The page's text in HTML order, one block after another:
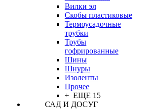
Вилки эл
Скобы пластиковые
Термоусадочные
трубки
Трубы
гофрированные
Шины
Шнуры
Изоленты
Прочее
+ ЕЩЕ 15
САД И ДОСУГ